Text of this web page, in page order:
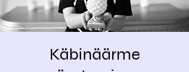
Käbinäärme